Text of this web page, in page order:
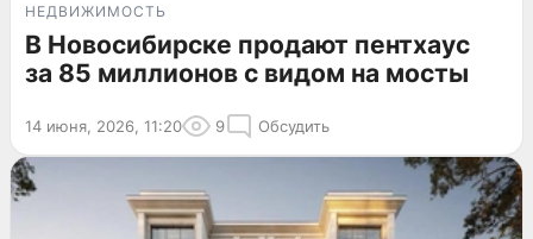
НЕДВИЖИМОСТЬ
В Новосибирске продают пентхаус
за 85 миллионов с видом на мосты
14 июня, 2026, 11:20 9 Обсудить